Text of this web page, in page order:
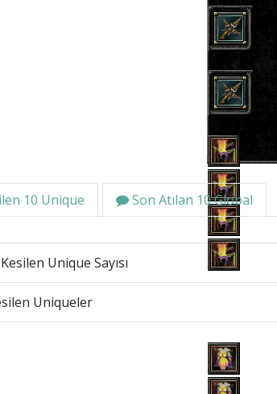
10 Unique Son Atılan 10 Global
Unique Sayısı
Uniqueler